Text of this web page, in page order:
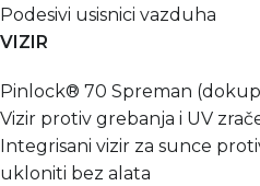
Podesivi usisnici vazduha
VIZIR
Pinlock® 70 Spreman
Vizir protiv grebanja i UV
Integrisani vizir za sunce
ukloniti bez alata